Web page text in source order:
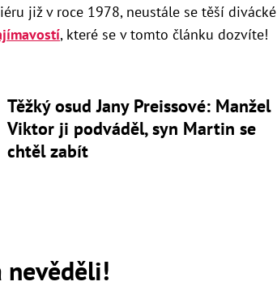
již v roce 1978, neustále se těší divácké
, které se v tomto článku dozvíte!
Těžký osud Jany Preissové: Manžel
Viktor ji podváděl, syn Martin se
chtěl zabít
nevěděli!